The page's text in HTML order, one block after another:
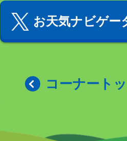
お天気ナビゲー
コーナート